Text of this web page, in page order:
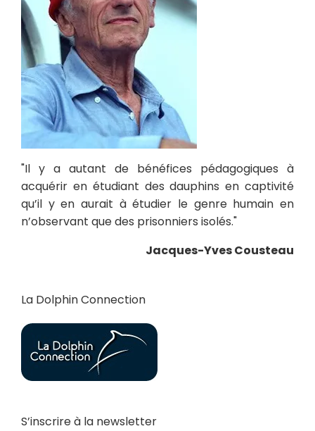
"Il y a autant de bénéfices pédagogiques à
acquérir en étudiant des dauphins en captivité
qu’il y en aurait à étudier le genre humain en
n’observant que des prisonniers isolés."
Jacques-Yves Cousteau
La Dolphin Connection
S’inscrire à la newsletter